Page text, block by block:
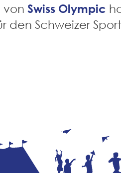
von Swiss Olympic
den Schweizer